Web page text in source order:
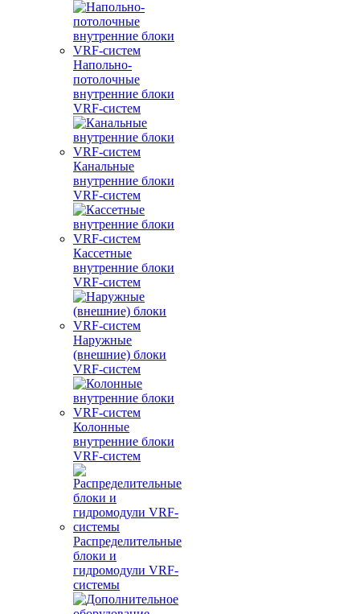
Напольно-
потолочные
внутренние блоки
VRF-систем
Канальные
внутренние блоки
VRF-систем
Кассетные
внутренние блоки
VRF-систем
Наружные
(внешние) блоки
VRF-систем
Колонные
внутренние блоки
VRF-систем
Распределительные
блоки и
гидромодули VRF-
системы